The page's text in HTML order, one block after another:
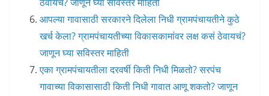
ठेवायचं? जाणून घ्या सविस्तर माहिती
आपल्या गावासाठी सरकारने दिलेला निधी ग्रामपंचायतीने कुठे
खर्च केला? ग्रामपंचायतीच्या विकासकामांवर लक्ष कसं ठेवायचं?
जाणून घ्या सविस्तर माहिती
एका ग्रामपंचायतीला दरवर्षी किती निधी मिळतो? सरपंच
गावाच्या विकासासाठी किती निधी गावात आणू शकतो? जाणून